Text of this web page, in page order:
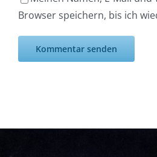
Browser speichern, bis ich